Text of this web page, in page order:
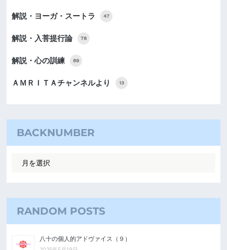
解説・ヨーガ・スートラ 47
解説・入菩提行論 78
解説・心の訓練 89
ＡＭＲＩＴＡチャンネルより 13
BACKNUMBER
RANDOM POSTS
八十の個人的アドヴァイス（９）